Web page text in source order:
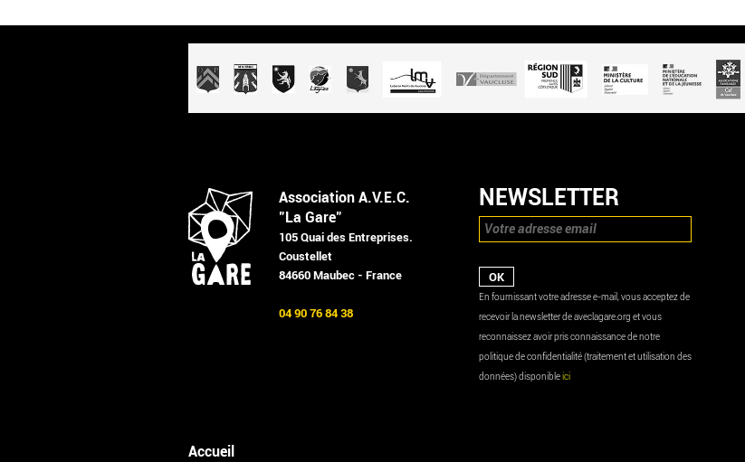
Association A.V.E.C.
"La Gare"
105 Quai des Entreprises.
Coustellet
84660 Maubec - France
04 90 76 84 38
NEWSLETTER
En fournissant votre adresse e-mail, vous acceptez de
recevoir la newsletter de aveclagare.org et vous
reconnaissez avoir pris connaissance de notre
politique de confidentialité (traitement et utilisation des
données) disponibleici
Accueil